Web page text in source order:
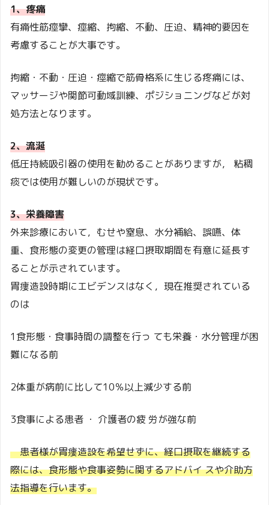
1、疼痛
有痛性筋痙攣、痙縮、拘縮、不動、圧迫、精神的要因を
考慮することが大事です。
拘縮・不動・圧迫・痙縮で筋骨格系に生じる疼痛には、
マッサージや関節可動域訓練、ポジショニングなどが対
処方法となります。
2、流涎
低圧持続吸引器の使用を勧めることがありますが， 粘稠
痰では使用が難しいのが現状です。
3、栄養障害
外来診療において，むせや窒息、水分補給、誤嚥、体
重、食形態の変更の管理は経口摂取期間を有意に延長す
ることが示されています。
胃瘻造設時期にエビデンスはなく，現在推奨されている
のは
1食形態・食事時間の調整を行っ ても栄養・水分管理が困
難になる前
2体重が病前に比して10％以上減少する前
3食事による患者 ・ 介護者の疲 労が強な前
患者様が胃瘻造設を希望せずに、経口摂取を継続する
際には、食形態や食事姿勢に関するアドバイ スや介助方
法指導を行います。